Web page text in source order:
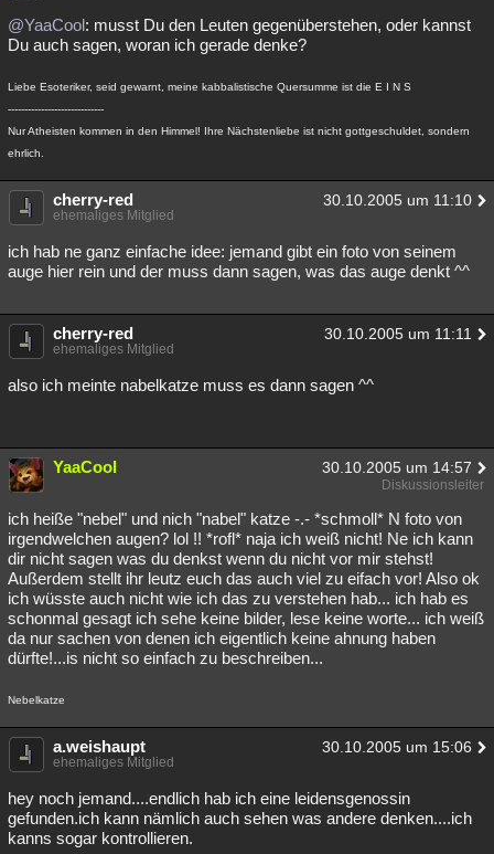
@YaaCool: musst Du den Leuten gegenüberstehen, oder kannst
Du auch sagen, woran ich gerade denke?
Liebe Esoteriker, seid gewarnt, meine kabbalistische Quersumme ist die E I N S
-----------------------------
Nur Atheisten kommen in den Himmel! Ihre Nächstenliebe ist nicht gottgeschuldet, sondern
ehrlich.
cherry-red 30.10.2005 um 11:10
ehemaliges Mitglied
ich hab ne ganz einfache idee: jemand gibt ein foto von seinem
auge hier rein und der muss dann sagen, was das auge denkt ^^
cherry-red 30.10.2005 um 11:11
ehemaliges Mitglied
also ich meinte nabelkatze muss es dann sagen ^^
YaaCool 30.10.2005 um 14:57
Diskussionsleiter
ich heiße "nebel" und nich "nabel" katze -.- *schmoll* N foto von
irgendwelchen augen? lol !! *rofl* naja ich weiß nicht! Ne ich kann
dir nicht sagen was du denkst wenn du nicht vor mir stehst!
Außerdem stellt ihr leutz euch das auch viel zu eifach vor! Also ok
ich wüsste auch nicht wie ich das zu verstehen hab... ich hab es
schonmal gesagt ich sehe keine bilder, lese keine worte... ich weiß
da nur sachen von denen ich eigentlich keine ahnung haben
dürfte!...is nicht so einfach zu beschreiben...
Nebelkatze
a.weishaupt 30.10.2005 um 15:06
ehemaliges Mitglied
hey noch jemand....endlich hab ich eine leidensgenossin
gefunden.ich kann nämlich auch sehen was andere denken....ich
kanns sogar kontrollieren.